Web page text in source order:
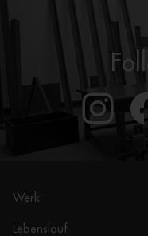
Werk
Lebenslauf